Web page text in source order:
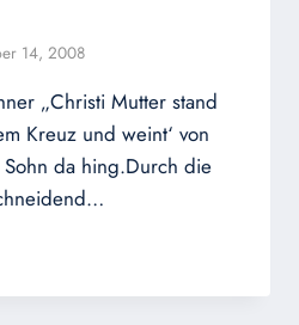
14, 2008
„Christi Mutter stand
Kreuz und weint‘ von
da hing.Durch die